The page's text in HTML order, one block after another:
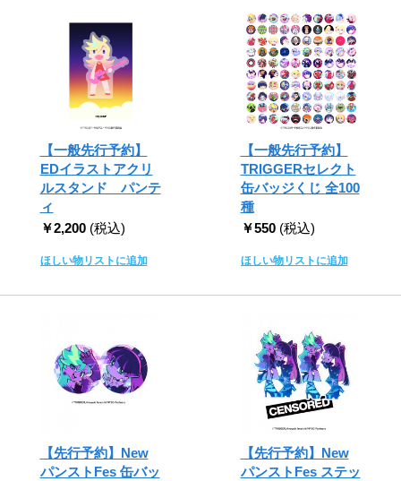
【一般先行予約】
EDイラストアクリ
ルスタンド パンテ
ィ
￥2,200 (税込)
ほしい物リストに追加
【一般先行予約】
TRIGGERセレクト
缶バッジくじ 全100
種
￥550 (税込)
ほしい物リストに追加
【先行予約】New
パンストFes 缶バッ
【先行予約】New
パンストFes ステッ